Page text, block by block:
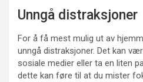
Unngå distraksjoner
For å få mest mulig ut av
unngå distraksjoner. Det kan
sosiale medier eller ta en liten
dette kan føre til at du mister